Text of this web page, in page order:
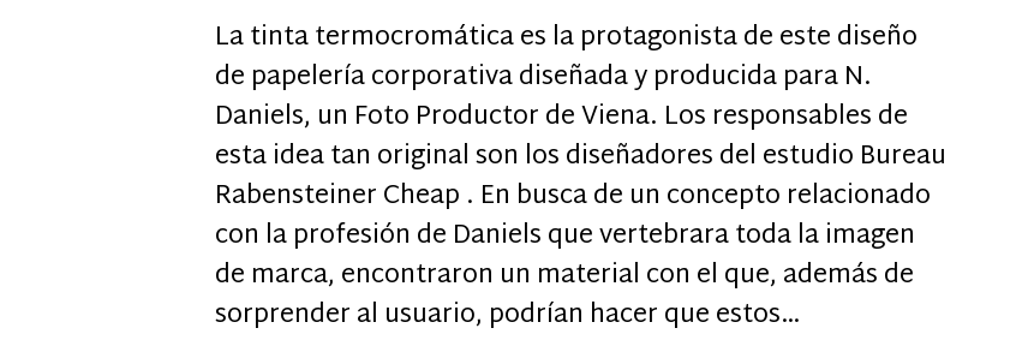
La tinta termocromática es la protagonista de este diseño
de papelería corporativa diseñada y producida para N.
Daniels, un Foto Productor de Viena. Los responsables de
esta idea tan original son los diseñadores del estudio Bureau
Rabensteiner Cheap . En busca de un concepto relacionado
con la profesión de Daniels que vertebrara toda la imagen
de marca, encontraron un material con el que, además de
sorprender al usuario, podrían hacer que estos…